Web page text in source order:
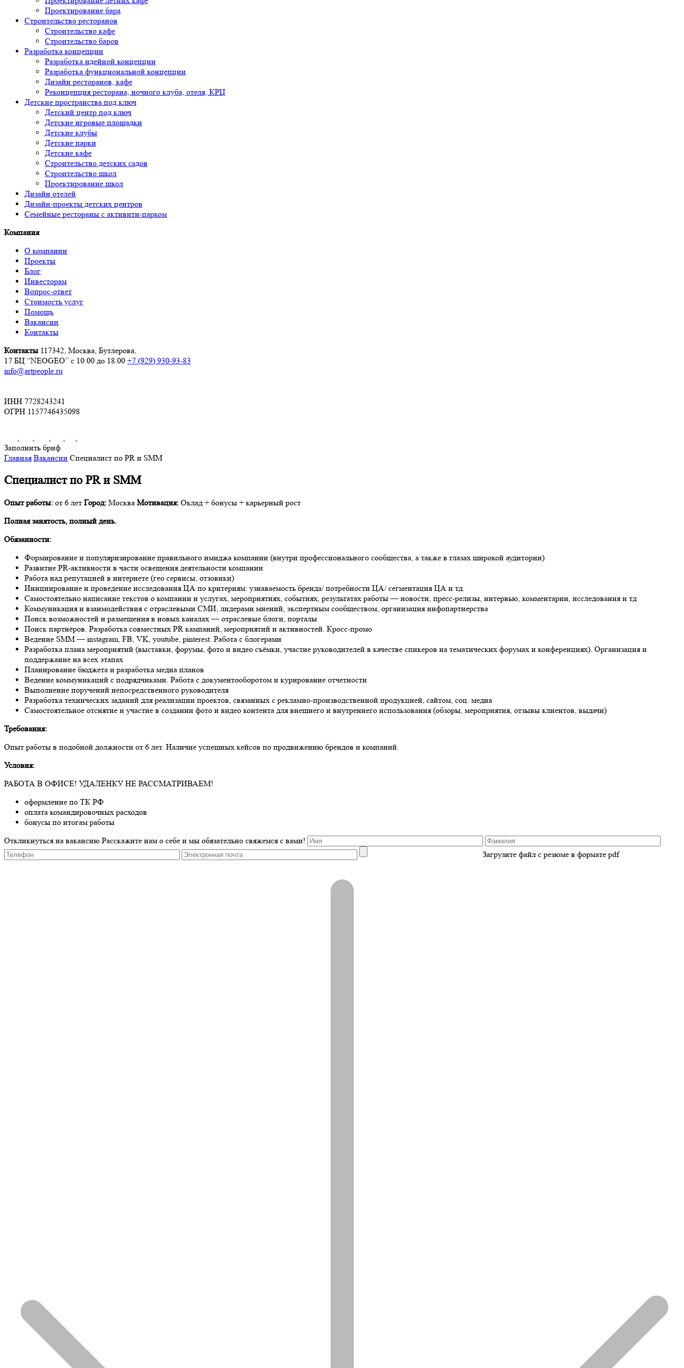
Проектирование бара
Строительство ресторанов
Строительство кафе
Строительство баров
Разработка концепции
Разработка идейной концепции
Разработка функциональной концепции
Дизайн ресторанов, кафе
Реконцепция ресторана, ночного клуба, отеля, КРЦ
Детские пространства под ключ
Детский центр под ключ
Детские игровые площадки
Детские клубы
Детские парки
Детские кафе
Строительство детских садов
Строительство школ
Проектирование школ
Дизайн отелей
Дизайн-проекты детских центров
Семейные рестораны с активити-парком
Компания
О компании
Проекты
Блог
Инвесторам
Вопрос-ответ
Стоимость услуг
Помощь
Вакансии
Контакты
Контакты 117342, Москва, Бутлерова,
17 БЦ “NEOGEO” с 10.00 до 18.00 +7 (929) 930-93-83
info@artpeople.ru
ИНН 7728243241
ОГРН 1157746435098
Заполнить бриф
Главная Вакансии Специалист по PR и SMM
Специалист по PR и SMM
Опыт работы: от 6 лет Город: Москва Мотивация: Оклад + бонусы + карьерный рост
Полная занятость, полный день.
Обязанности:
Формирование и популяризирование правильного имиджа компании (внутри профессионального сообщества, а также в глазах широкой аудитории)
Развитие PR-активности в части освещения деятельности компании
Работа над репутацией в интернете (гео сервисы, отзовики)
Инициирование и проведение исследования ЦА по критериям: узнаваемость бренда/ потребности ЦА/ сегментация ЦА и тд.
Самостоятельно написание текстов о компании и услугах, мероприятиях, событиях, результатах работы — новости, пресс-релизы, интервью, комментарии, исследования и тд
Коммуникация и взаимодействия с отраслевыми СМИ, лидерами мнений, экспертным сообществом, организация инфопартнерства
Поиск возможностей и размещения в новых каналах — отраслевые блоги, порталы
Поиск партнёров. Разработка совместных PR кампаний, мероприятий и активностей. Кросс-промо
Ведение SMM — instagram, FB, VK, youtube, pinterest. Работа с блогерами
Разработка плана мероприятий (выставки, форумы, фото и видео съёмки, участие руководителей в качестве спикеров на тематических форумах и конференциях). Организация и
поддержание на всех этапах
Планирование бюджета и разработка медиа планов
Ведение коммуникаций с подрядчиками. Работа с документооборотом и курирование отчетности
Выполнение поручений непосредственного руководителя
Разработка технических заданий для реализации проектов, связанных с рекламно-производственной продукцией, сайтом, соц. медиа
Самостоятельное отснятие и участие в создании фото и видео контента для внешнего и внутреннего использования (обзоры, мероприятия, отзывы клиентов, выдачи)
Требования:
Опыт работы в подобной должности от 6 лет. Наличие успешных кейсов по продвижению брендов и компаний.
Условия:
РАБОТА В ОФИСЕ! УДАЛЕНКУ НЕ РАССМАТРИВАЕМ!
оформление по ТК РФ
оплата командировочных расходов
бонусы по итогам работы
Откликнуться на вакансию Расскажите нам о себе и мы обязательно свяжемся с вами!
Загрузите файл с резюме в формате pdf